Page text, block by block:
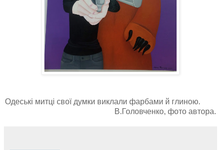
Одеські митці свої думки виклали фарбами й глиною.
В.Головченко, фото автора.